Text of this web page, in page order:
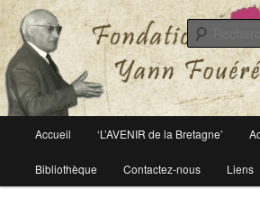
Fondation Yann
Le site officiel de la fondation Yann Fouéré
principal
Aller
au
Accueil ‘L’AVENIR de la Bretagne’
Bibliothèque Contactez-nous Liens